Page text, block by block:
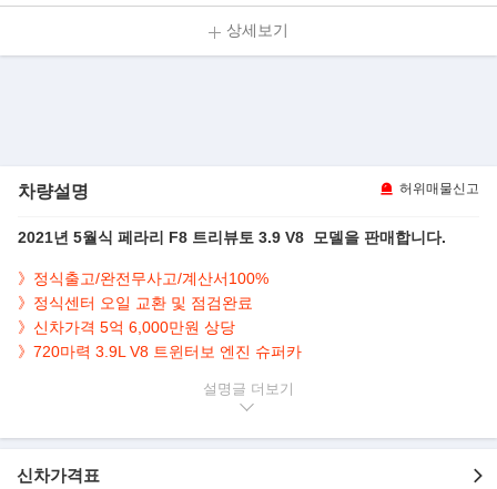
상세보기
차량설명 허위매물신고
2021년 5월식 페라리 F8 트리뷰토 3.9 V8 모델을 판매합니다.
》정식출고/완전무사고/계산서100%
》정식센터 오일 교환 및 점검완료
》신차가격 5억 6,000만원 상당
》720마력 3.9L V8 트윈터보 엔진 슈퍼카
- 11,000km 실주행
설명글
신차가격표